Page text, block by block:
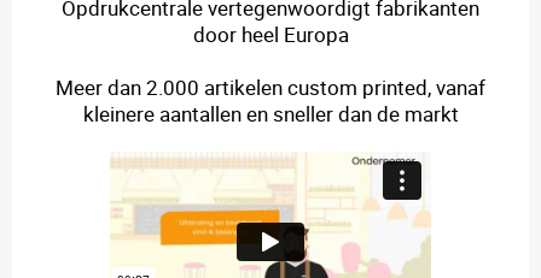
Opdrukcentrale vertegenwoordigt fabrikanten
door heel Europa
Meer dan 2.000 artikelen custom printed, vanaf
kleinere aantallen en sneller dan de markt